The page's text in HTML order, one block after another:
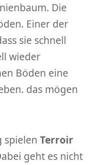
Die
Einer der
sie schnell
wieder
Böden eine
das mögen
spielen Terroir
geht es nicht